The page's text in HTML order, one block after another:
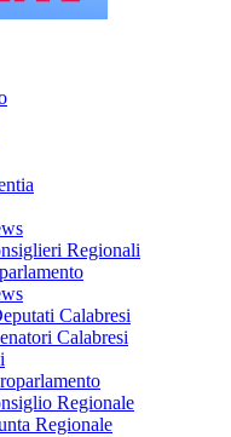
Regionali
Calabresi
Calabresi
Regionale
Regionale